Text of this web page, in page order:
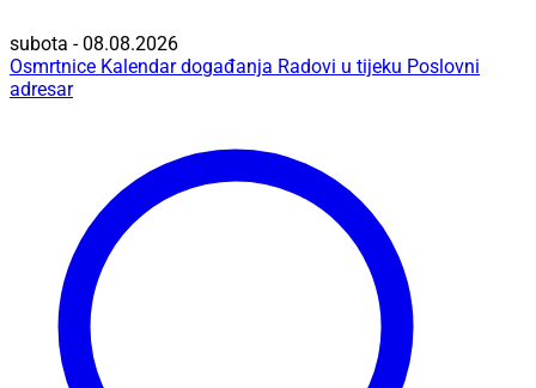
subota - 08.08.2026
Osmrtnice Kalendar događanja Radovi u tijeku Poslovni
adresar